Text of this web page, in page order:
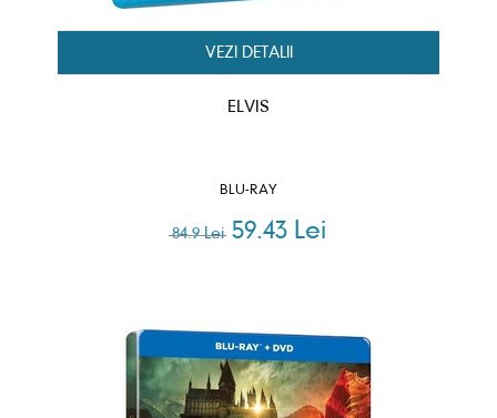
VEZI DETALII
ELVIS
BLU-RAY
84.9 Lei 59.43 Lei